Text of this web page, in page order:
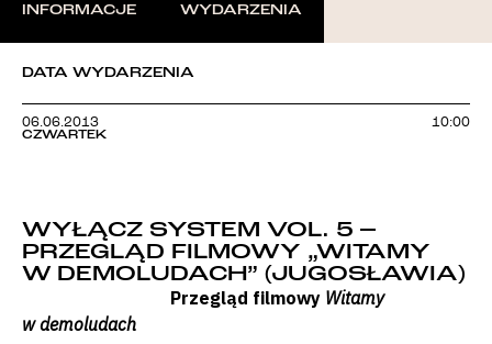
INFORMACJE WYDARZENIA
DATA WYDARZENIA
06.06.2013
CZWARTEK
10:00
WYŁĄCZ SYSTEM VOL. 5 –
PRZEGLĄD FILMOWY „WITAMY
W DEMOLUDACH” (JUGOSŁAWIA)
Przegląd filmowyWitamy
w demoludach